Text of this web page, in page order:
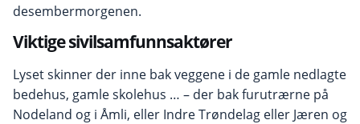
desembermorgenen.
Viktige sivilsamfunnsaktører
Lyset skinner der inne bak veggene i de gamle nedlagte
bedehus, gamle skolehus … – der bak furutrærne på
Nodeland og i Åmli, eller Indre Trøndelag eller Jæren og